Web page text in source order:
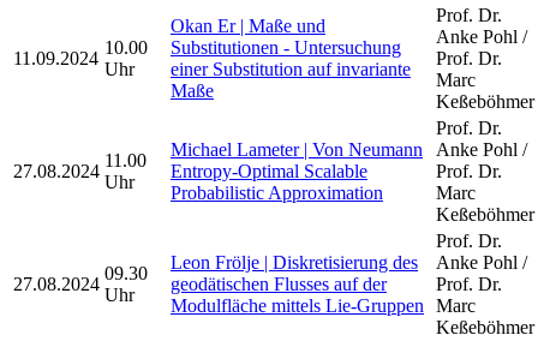
11.09.2024
10.00
Uhr
Okan Er | Maße und
Substitutionen - Untersuchung
einer Substitution auf invariante
Maße
Prof. Dr.
Anke Pohl /
Prof. Dr.
Marc
Keßeböhmer
27.08.2024
11.00
Uhr
Michael Lameter | Von Neumann
Entropy-Optimal Scalable
Probabilistic Approximation
Prof. Dr.
Anke Pohl /
Prof. Dr.
Marc
Keßeböhmer
27.08.2024
09.30
Uhr
Leon Frölje | Diskretisierung des
geodätischen Flusses auf der
Modulfläche mittels Lie-Gruppen
Prof. Dr.
Anke Pohl /
Prof. Dr.
Marc
Keßeböhmer